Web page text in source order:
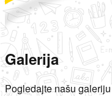
Galerija
Pogledajte našu galeriju